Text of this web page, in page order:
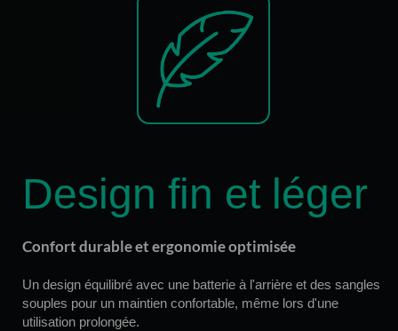
Design fin et léger
Confort durable et ergonomie optimisée
Un design équilibré avec une batterie à l'arrière et des sangles
souples pour un maintien confortable, même lors d'une
utilisation prolongée.